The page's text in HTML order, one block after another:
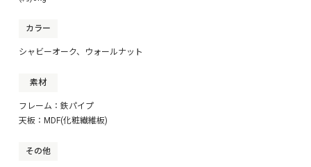
カラー
シャビーオーク、ウォールナット
素材
フレーム：鉄パイプ
天板：MDF(化粧繊維板)
その他